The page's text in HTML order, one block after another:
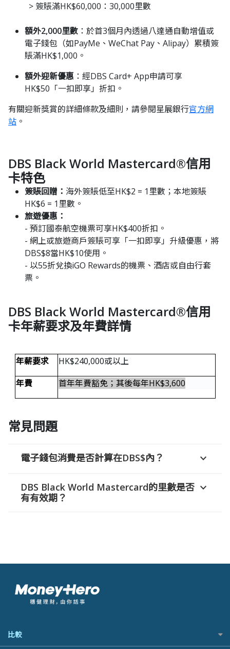
> 簽賬滿HK$60,000：30,000里數
額外2,000里數 ：於首3個月內透過八達通自動增值或
電子錢包（如PayMe、WeChat Pay、Alipay）累積簽
賬滿HK$1,000。
額外迎新優惠 ：經DBS Card+ App申請可享
HK$50「一扣即享」折扣。
有關迎新獎賞的詳細條款及細則，請參閱星展銀行官方網
站 。
DBS Black World Mastercard®信用
卡特色
簽賬回贈： 海外簽賬低至HK$2 = 1里數；本地簽賬
HK$6 = 1里數。 ​
旅遊優惠：
- 預訂國泰航空機票可享HK$400折扣。
- 網上或旅遊商戶簽賬可享「一扣即享」升級優惠，將
DBS$8當HK$10使用。
- 以55折兌換iGO Rewards的機票、酒店或自由行套
票。
DBS Black World Mastercard®信用
卡年薪要求及年費詳情
年薪要求
HK$240,000或以上
年費
首年年費豁免；其後每年HK$3,600
常見問題
電子錢包消費是否計算在DBS$內？ expand_more
DBS Black World Mastercard的里數是否
有有效期？
expand_more
比較